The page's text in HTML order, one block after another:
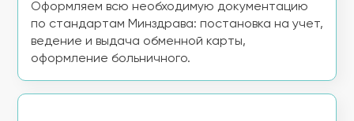
Оформляем всю необходимую документацию
по стандартам Минздрава: постановка на учет,
ведение и выдача обменной карты,
оформление больничного.